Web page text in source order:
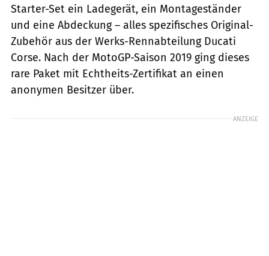
Starter-Set ein Ladegerät, ein Montageständer
und eine Abdeckung – alles spezifisches Original-
Zubehör aus der Werks-Rennabteilung Ducati
Corse. Nach der MotoGP-Saison 2019 ging dieses
rare Paket mit Echtheits-Zertifikat an einen
anonymen Besitzer über.
ANZEIGE